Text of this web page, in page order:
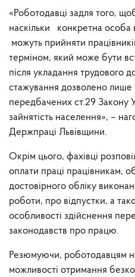
«Роботодавці задля того,
наскільки конкретна особа
можуть прийняти
терміном, який може бути
після укладання трудового
стажування дозволено лише
передбачених ст.29 Закону
зайнятість населення», –
Держпраці Львівщини.
Окрім цього, фахівці
оплати праці працівникам,
достовірного обліку
роботи, про відпустки, а
особливості здійснення
законодавств про працю.
Резюмуючи, роботодавцям
можливості отримання